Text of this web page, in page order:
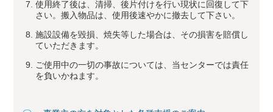
使用終了後は、清掃、後片付けを行い現状に回復して下
さい。搬入物品は、使用後速やかに撤去して下さい。
施設設備を毀損、焼失等した場合は、その損害を賠償し
ていただきます。
ご使用中の一切の事故については、当センターでは責任
を負いかねます。